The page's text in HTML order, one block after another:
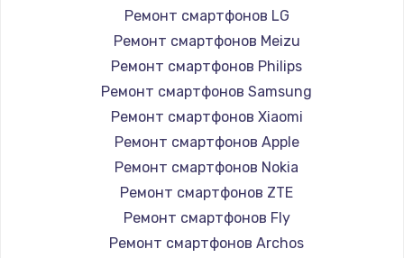
Ремонт смартфонов LG
Ремонт смартфонов Meizu
Ремонт смартфонов Philips
Ремонт смартфонов Samsung
Ремонт смартфонов Xiaomi
Ремонт смартфонов Apple
Ремонт смартфонов Nokia
Ремонт смартфонов ZTE
Ремонт смартфонов Fly
Ремонт смартфонов Archos